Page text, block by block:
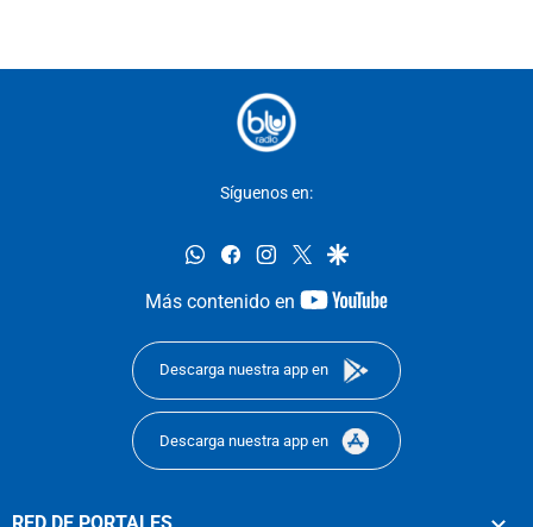
Síguenos en:
whatsappfacebookinstagram
twittergoogle
Más contenido en
youtube-
Descarga nuestra app en
Descarga nuestra app en